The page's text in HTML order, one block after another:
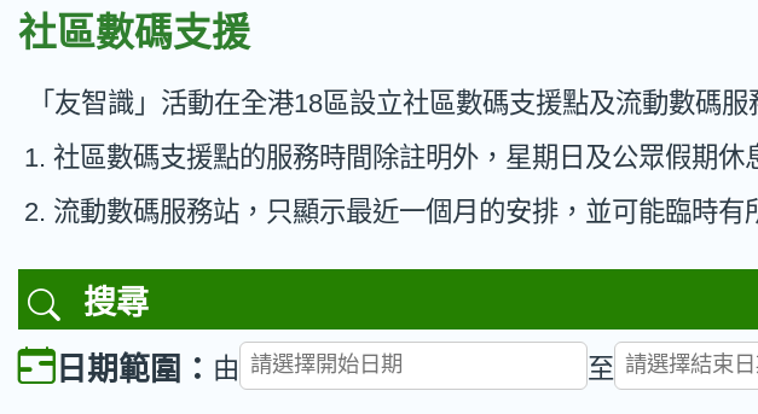
社區數碼支援
「友智識」活動在全港18區設立社區數碼支援點及流動數碼
社區數碼支援點的服務時間除註明外，星期日及公眾假期休
流動數碼服務站，只顯示最近一個月的安排，並可能臨時有
搜尋
日期範圍： 由 至